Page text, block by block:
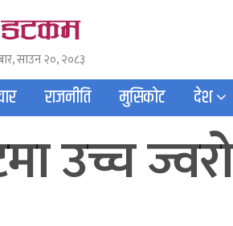
साउन २०, २०८३
राजनीति मुसिकोट देश
उच्च